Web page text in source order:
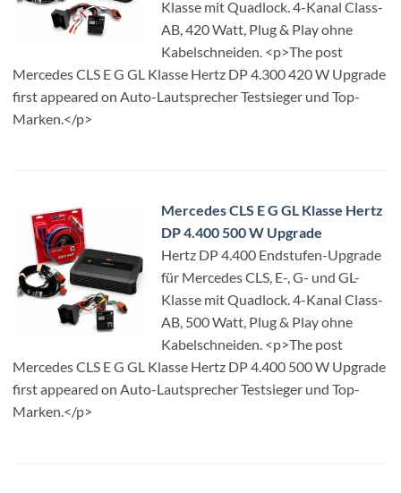
Klasse mit Quadlock. 4-Kanal Class-
AB, 420 Watt, Plug & Play ohne
Kabelschneiden. <p>The post
Mercedes CLS E G GL Klasse Hertz DP 4.300 420 W Upgrade
first appeared on Auto-Lautsprecher Testsieger und Top-
Marken.</p>
Mercedes CLS E G GL Klasse Hertz
DP 4.400 500 W Upgrade
Hertz DP 4.400 Endstufen-Upgrade
für Mercedes CLS, E-, G- und GL-
Klasse mit Quadlock. 4-Kanal Class-
AB, 500 Watt, Plug & Play ohne
Kabelschneiden. <p>The post
Mercedes CLS E G GL Klasse Hertz DP 4.400 500 W Upgrade
first appeared on Auto-Lautsprecher Testsieger und Top-
Marken.</p>